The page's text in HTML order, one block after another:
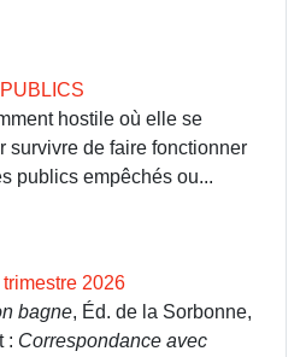
hostile où elle se
survivre de faire fonctionner
publics empêchés ou...
2026
bagne, Éd. de la Sorbonne,
: Correspondance avec